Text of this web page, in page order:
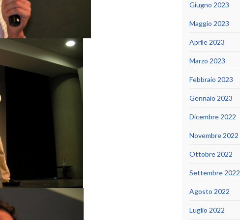
Giugno 2023
Maggio 2023
Aprile 2023
Marzo 2023
Febbraio 2023
Gennaio 2023
Dicembre 2022
Novembre 2022
Ottobre 2022
Settembre 2022
Agosto 2022
Luglio 2022